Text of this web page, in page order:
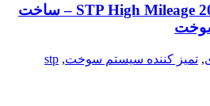
پاک کننده انژکتور STP High Mileage 200ml – ساخت
سوخت
, تمیز کننده سیستم سوخت,
stp